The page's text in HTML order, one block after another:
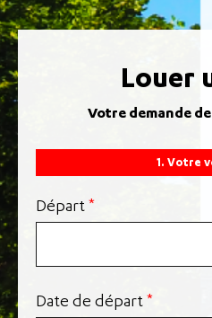
Louer
Votre demande
1. Votre
Départ*
Date de départ*